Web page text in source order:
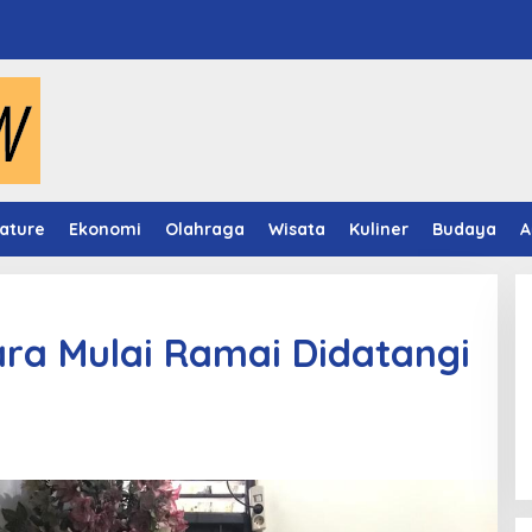
Ekonomi Olahraga Wisata Kuliner Budaya
Mulai Ramai Didatangi